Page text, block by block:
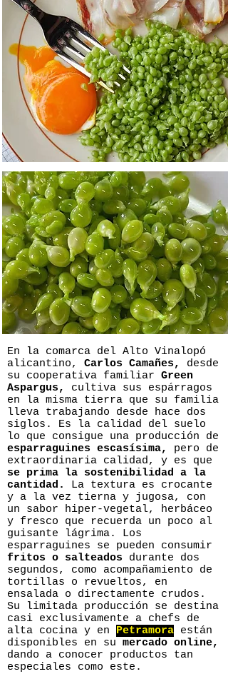
En la comarca del Alto Vinalopó
alicantino, Carlos Camañes,
desde
su cooperativa familiar Green
Aspargus,
cultiva sus espárragos
en la misma tierra que su familia
lleva trabajando desde hace dos
siglos. Es la calidad del suelo
lo que consigue una producción de
esparraguines escasísima,
pero de
extraordinaria calidad, y es que
se prima la sostenibilidad a la
cantidad.
La textura es crocante
y a la vez tierna y jugosa, con
un sabor hiper-vegetal, herbáceo
y fresco que recuerda un poco al
guisante lágrima. Los
esparraguines se pueden consumir
fritos o salteados durante dos
segundos, como acompañamiento de
tortillas o revueltos, en
ensalada o directamente crudos.
Su limitada producción se destina
casi exclusivamente a chefs de
alta cocina y en Petramora están
disponibles en su mercado online,
dando a conocer productos tan
especiales como este.